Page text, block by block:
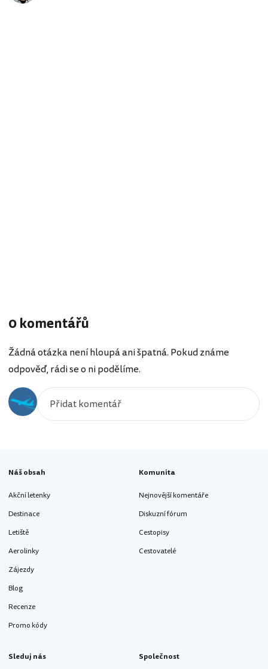
0 komentářů
Žádná otázka není hloupá ani špatná. Pokud známe
odpověď, rádi se o ni podělíme.
Náš obsah
Akční letenky
Destinace
Letiště
Aerolinky
Zájezdy
Blog
Recenze
Promo kódy
Komunita
Nejnovější komentáře
Diskuzní fórum
Cestopisy
Cestovatelé
Sleduj nás Společnost